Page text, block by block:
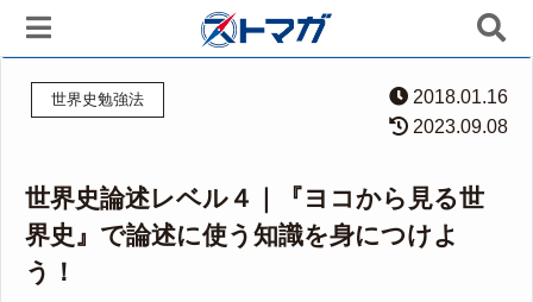
世界史勉強法
2018.01.16
2023.09.08
世界史論述レベル４｜『ヨコから見る世
界史』で論述に使う知識を身につけよ
う！